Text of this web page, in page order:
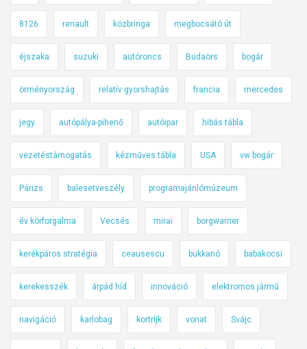
8126 renault közbringa megbocsátó út
éjszaka suzuki autóroncs Budaörs bogár
örményország relatív gyorshajtás francia mercedes
jegy autópálya-pihenő autóipar hibás tábla
vezetéstámogatás kézműves tábla USA vw bogár
Párizs balesetveszély programajánlómúzeum
év körforgalma Vecsés mirai borgwarner
kerékpáros stratégia ceausescu bukkanó babakocsi
kerekesszék árpád híd innováció elektromos jármű
navigáció karlobag kortrijk vonat Svájc